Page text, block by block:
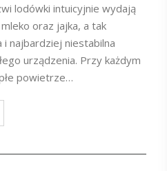
lodówki intuicyjnie wydają
oraz jajka, a tak
najbardziej niestabilna
urządzenia. Przy każdym
powietrze…